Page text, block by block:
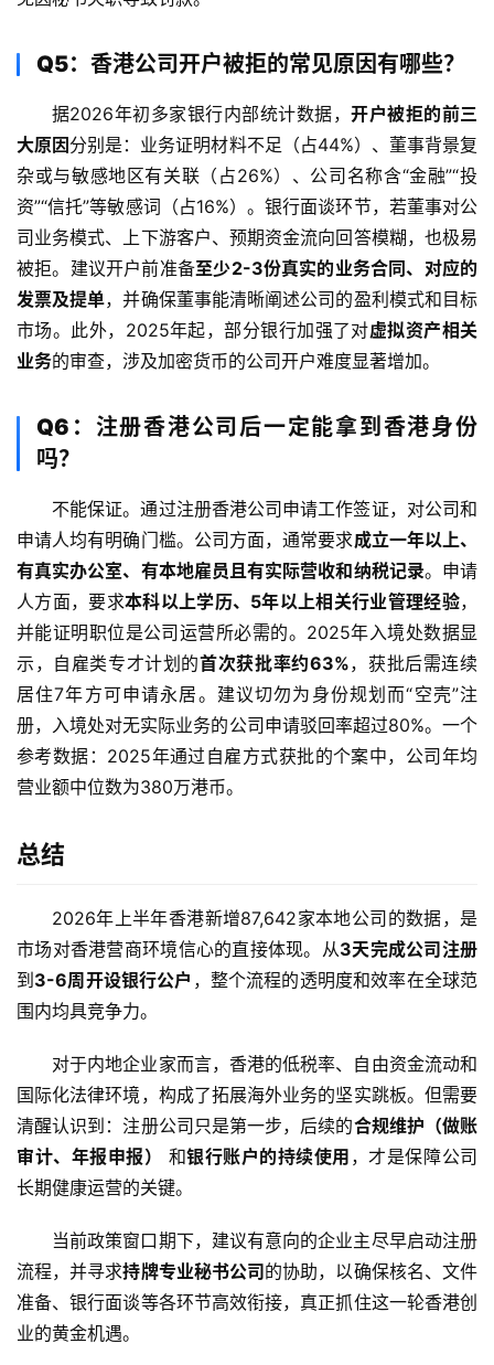
Q5：香港公司开户被拒的常见原因有哪些？
据2026年初多家银行内部统计数据，开户被拒的前三
大原因 分别是：业务证明材料不足（占44%）、董事背景复
杂或与敏感地区有关联（占26%）、公司名称含“金融”“投
资”“信托”等敏感词（占16%）。银行面谈环节，若董事对公
司业务模式、上下游客户、预期资金流向回答模糊，也极易
被拒。建议开户前准备至少2-3份真实的业务合同、对应的
发票及提单，并确保董事能清晰阐述公司的盈利模式和目标
市场。此外，2025年起，部分银行加强了对虚拟资产相关
业务的审查，涉及加密货币的公司开户难度显著增加。
Q6：注册香港公司后一定能拿到香港身份
吗？
不能保证。通过注册香港公司申请工作签证，对公司和
申请人均有明确门槛。公司方面，通常要求成立一年以上、
有真实办公室、有本地雇员且有实际营收和纳税记录。申请
人方面，要求本科以上学历、5年以上相关行业管理经验，
并能证明职位是公司运营所必需的。2025年入境处数据显
示，自雇类专才计划的首次获批率约63%，获批后需连续
居住7年方可申请永居。建议切勿为身份规划而“空壳”注
册，入境处对无实际业务的公司申请驳回率超过80%。一个
参考数据：2025年通过自雇方式获批的个案中，公司年均
营业额中位数为380万港币。
总结
2026年上半年香港新增87,642家本地公司的数据，是
市场对香港营商环境信心的直接体现。从3天完成公司注册
到 3-6周开设银行公户 ，整个流程的透明度和效率在全球范
围内均具竞争力。
对于内地企业家而言，香港的低税率、自由资金流动和
国际化法律环境，构成了拓展海外业务的坚实跳板。但需要
清醒认识到：注册公司只是第一步，后续的合规维护（做账
审计、年报申报）
和银行账户的持续使用 ，才是保障公司
长期健康运营的关键。
当前政策窗口期下，建议有意向的企业主尽早启动注册
流程，并寻求持牌专业秘书公司的协助，以确保核名、文件
准备、银行面谈等各环节高效衔接，真正抓住这一轮香港创
业的黄金机遇。